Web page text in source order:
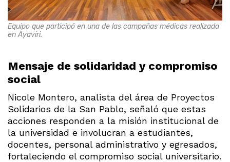
Equipo que participó en una de las campañas médicas realizada
en Ayaviri.
Mensaje de solidaridad y compromiso
social
Nicole Montero, analista del área de Proyectos
Solidarios de la San Pablo, señaló que estas
acciones responden a la misión institucional de
la universidad e involucran a estudiantes,
docentes, personal administrativo y egresados,
fortaleciendo el compromiso social universitario.